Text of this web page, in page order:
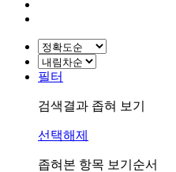
필터
검색결과 좁혀 보기
선택해제
좁혀본 항목 보기순서